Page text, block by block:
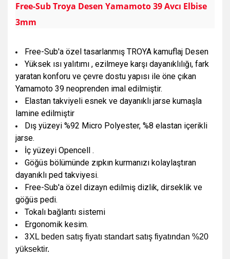
Free-Sub Troya Desen Yamamoto 39 Avcı Elbise
3mm
Free-Sub'a özel tasarlanmış TROYA kamuflaj Desen
Yüksek ısı yalıtımı , ezilmeye karşı dayanıklılığı, fark
yaratan konforu ve çevre dostu yapısı ile öne çıkan
Yamamoto 39 neoprenden imal edilmiştir.
Elastan takviyeli esnek ve dayanıklı jarse kumaşla
lamine edilmiştir
Dış yüzeyi %92 Micro Polyester, %8 elastan içerikli
jarse.
İç yüzeyi Opencell .
Göğüs bölümünde zıpkın kurmanızı kolaylaştıran
dayanıklı ped takviyesi.
Free-Sub'a özel dizayn edilmiş dizlik, dirseklik ve
göğüs pedi.
Tokalı bağlantı sistemi
Ergonomik kesim.
3XL beden satış fiyatı standart satış fiyatından %20
yüksektir.